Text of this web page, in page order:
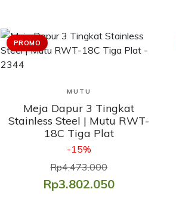
PROMO
Lihat Produk
MUTU
Meja Dapur 3 Tingkat
Stainless Steel | Mutu RWT-
18C Tiga Plat
-15%
Rp4.473.000
Rp3.802.050